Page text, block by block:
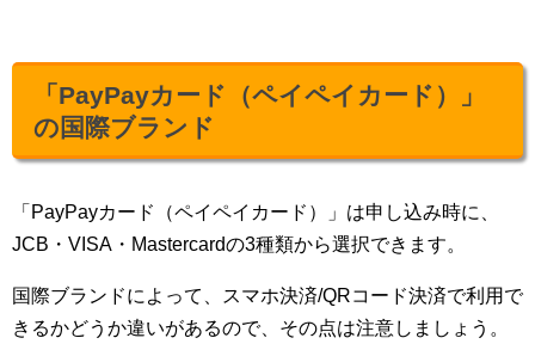
「PayPayカード（ペイペイカード）」
の国際ブランド
「PayPayカード（ペイペイカード）」は申し込み時に、
JCB・VISA・Mastercardの3種類から選択できます。
国際ブランドによって、スマホ決済/QRコード決済で利用で
きるかどうか違いがあるので、その点は注意しましょう。